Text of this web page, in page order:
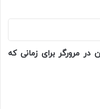
مرورگر برای زمانی که